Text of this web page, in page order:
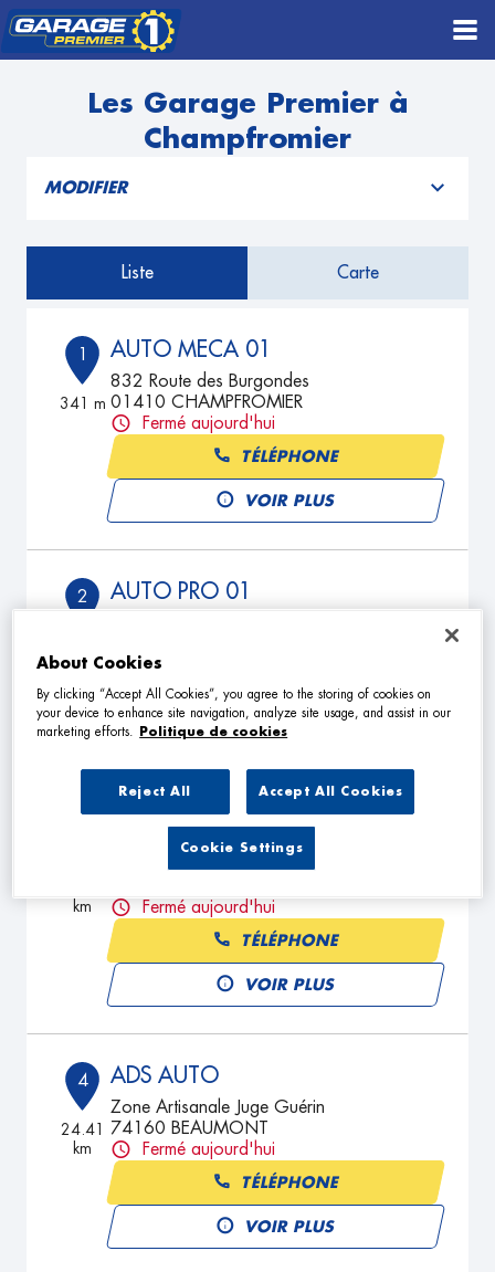
Les Garage Premier à
Champfromier
MODIFIER
Liste Carte
1
341 m
AUTO MECA 01
832 Route des Burgondes
01410 CHAMPFROMIER
Fermé aujourd'hui
TÉLÉPHONE
VOIR PLUS
2
km
AUTO PRO 01
Fermé aujourd'hui
TÉLÉPHONE
VOIR PLUS
km
MICH'AUTO
18 Allee des Grands Pres
Fermé aujourd'hui
TÉLÉPHONE
VOIR PLUS
4
24.41
km
ADS AUTO
Zone Artisanale Juge Guérin
74160 BEAUMONT
Fermé aujourd'hui
TÉLÉPHONE
VOIR PLUS
About Cookies
By clicking “Accept All Cookies”, you agree to the storing of cookies on
your device to enhance site navigation, analyze site usage, and assist in our
marketing efforts.
Politique de cookies
Reject All Accept All Cookies
Cookie Settings